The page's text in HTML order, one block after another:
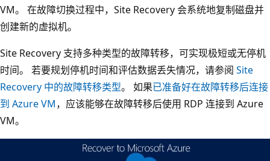
VM。 在故障切换过程中，Site Recovery 会系统地复制磁盘并
创建新的虚拟机。
Site Recovery 支持多种类型的故障转移，可实现极短或无停机
时间。 若要规划停机时间和评估数据丢失情况，请参阅 Site
Recovery 中的故障转移类型。 如果已准备好在故障转移后连接
到 Azure VM，应该能够在故障转移后使用 RDP 连接到 Azure
VM。